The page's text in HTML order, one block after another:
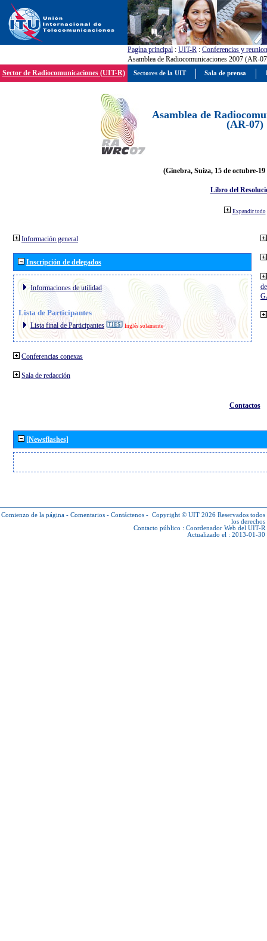
Pagína principal : UIT-R : Conferencias y
Asamblea de Radiocomunicaciones 2007 (AR-
Sector de Radiocomunicaciones (UIT-R)
Asamblea de
(AR-07)
(Ginebra, Suiza, 15 de octubre-19
Libro del
Expandir todo
Información general
Inscripción de delegados
Informaciones de utilidad
Lista de Participantes
Lista final de Participantes Inglés solamente
Conferencias conexas
Sala de redacción
Contactos
[Newsflashes]
Comienzo de la página - Comentarios - Contáctenos - Copyright © UIT 2026 Reservados todos
los derechos
Contacto público : Coordenador Web del UIT-R
Actualizado el : 2013-01-30
Sectores de la UIT Sala de prensa